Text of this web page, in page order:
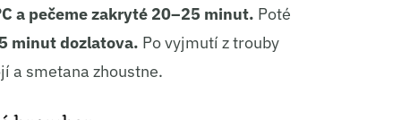
a pečeme zakryté 20–25 minut. Poté
minut dozlatova. Po vyjmutí z trouby
a smetana zhoustne.